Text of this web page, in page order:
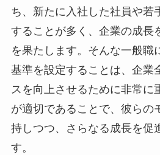
ち、新たに入社した社員や若
することが多く、企業の成長
を果たします。そんな一般職
基準を設定することは、企業
スを向上させるために非常に
が適切であることで、彼らの
持しつつ、さらなる成長を促
す。